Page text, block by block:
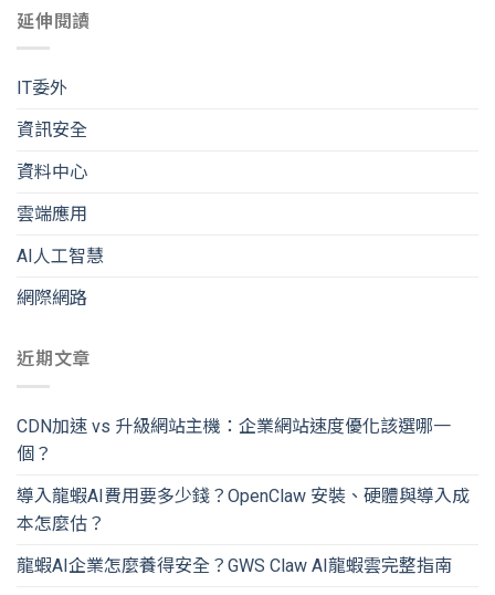
延伸閱讀
IT委外
資訊安全
資料中心
雲端應用
AI人工智慧
網際網路
近期文章
CDN加速 vs 升級網站主機：企業網站速度優化該選哪一
個？
導入龍蝦AI費用要多少錢？OpenClaw 安裝、硬體與導入成
本怎麼估？
龍蝦AI企業怎麼養得安全？GWS Claw AI龍蝦雲完整指南